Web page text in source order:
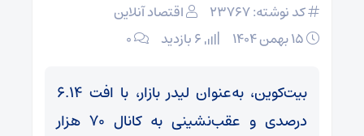
کد نوشته: 23767
اقتصاد آنلاین
۰
بیت‌کوین، به‌عنوان لیدر بازار، با افت ۶.۱۴
درصدی و عقب‌نشینی به کانال ۷۰ هزار